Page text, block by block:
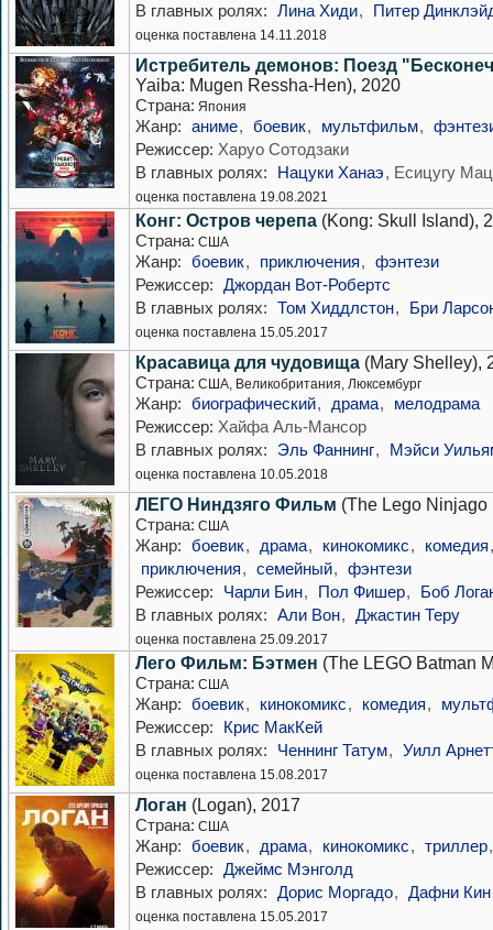
В главных ролях: Лина Хиди, Питер
оценка поставлена 14.11.2018
Истребитель демонов: Поезд
Yaiba: Mugen Ressha-Hen), 2020
Страна: Япония
Жанр: аниме, боевик, мультфильм,
Режиссер: Харуо Сотодзаки
В главных ролях:
Нацуки Ханаэ, Есицугу
оценка поставлена 19.08.2021
Конг: Остров черепа (Kong: Skull Island),
Страна: США
Жанр: боевик, приключения, фэнтези
Режиссер: Джордан Вот-Робертс
В главных ролях: Том Хиддлстон, Бри
оценка поставлена 15.05.2017
Красавица для чудовища (Mary Shelley),
Страна: США, Великобритания, Люксембург
Жанр: биографический, драма,
мелодрама
Режиссер: Хайфа Аль-Мансор
В главных ролях:
Эль Фаннинг, Мэйси
оценка поставлена 10.05.2018
ЛЕГО Ниндзяго Фильм (The Lego Ninjago
Страна: США
Жанр: боевик, драма, кинокомикс, комедия
приключения, семейный, фэнтези
Режиссер:
Чарли Бин, Пол Фишер,
Боб
В главных ролях: Али Вон, Джастин Теру
оценка поставлена 25.09.2017
Лего Фильм: Бэтмен (The LEGO Batman
Страна: США
Жанр: боевик, кинокомикс, комедия,
Режиссер:
Крис МакКей
В главных ролях:
Ченнинг Татум, Уилл
оценка поставлена 15.08.2017
Логан (Logan), 2017
Страна: США
Жанр: боевик, драма, кинокомикс, триллер
Режиссер: Джеймс Мэнголд
В главных ролях: Дорис Моргадо, Дафни Кин
оценка поставлена 15.05.2017